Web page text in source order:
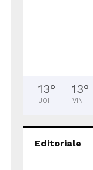
13°
JOI
13°
VIN
Editoriale